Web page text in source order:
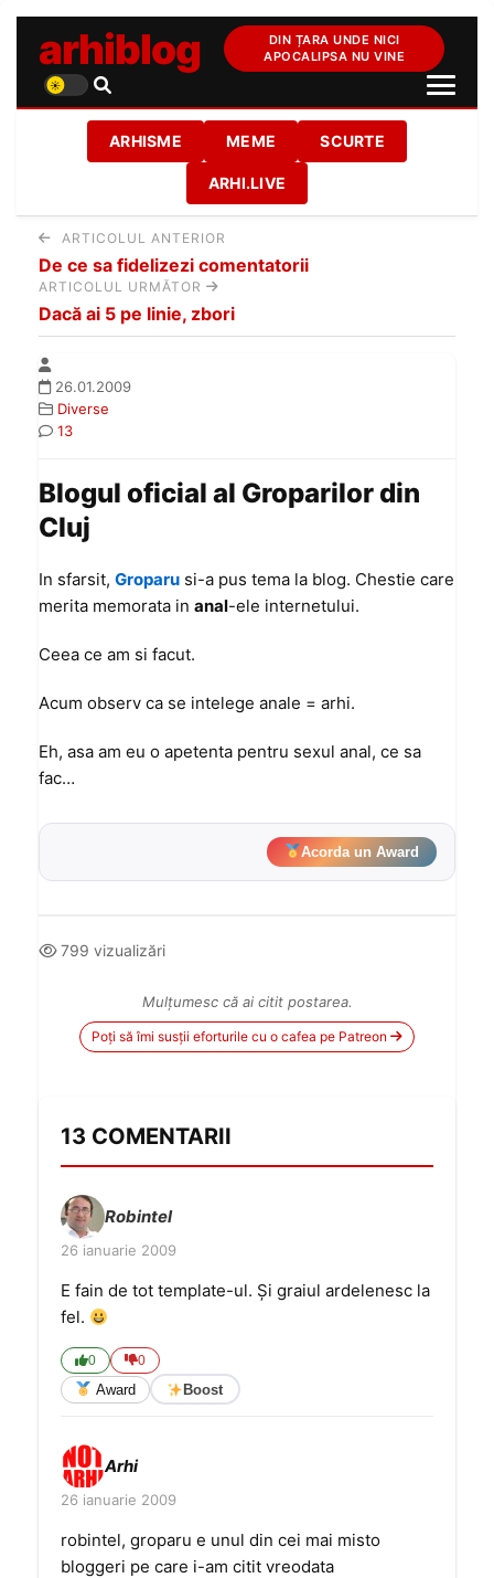
arhiblog
DIN ȚARA UNDE NICI
APOCALIPSA NU VINE
ARHISME MEME SCURTE
ARHI.LIVE
ARTICOLUL ANTERIOR
De ce sa fidelizezi comentatorii
ARTICOLUL URMĂTOR
Dacă ai 5 pe linie, zbori
26.01.2009
Diverse
13
Blogul oficial al Groparilor din
Cluj
In sfarsit, Groparu si-a pus tema la blog. Chestie care
merita memorata in anal-ele internetului.
Ceea ce am si facut.
Acum observ ca se intelege anale = arhi.
Eh, asa am eu o apetenta pentru sexul anal, ce sa
fac…
Acorda un Award
799 vizualizări
Mulțumesc că ai citit postarea.
Poți să îmi susții eforturile cu o cafea pe Patreon
13 COMENTARII
Robintel
26 ianuarie 2009
E fain de tot template-ul. Şi graiul ardelenesc la
fel.
0 0
Award Boost
Arhi
26 ianuarie 2009
robintel, groparu e unul din cei mai misto
bloggeri pe care i-am citit vreodata